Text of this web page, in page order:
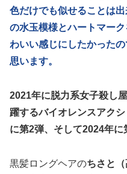
色だけでも似せることは
の水玉模様とハートマー
わいい感じにしたかった
思います。
2021年に脱力系女子殺し
躍するバイオレンスアク
に第2弾、そして2024年に
黒髪ロングヘアのちさと（